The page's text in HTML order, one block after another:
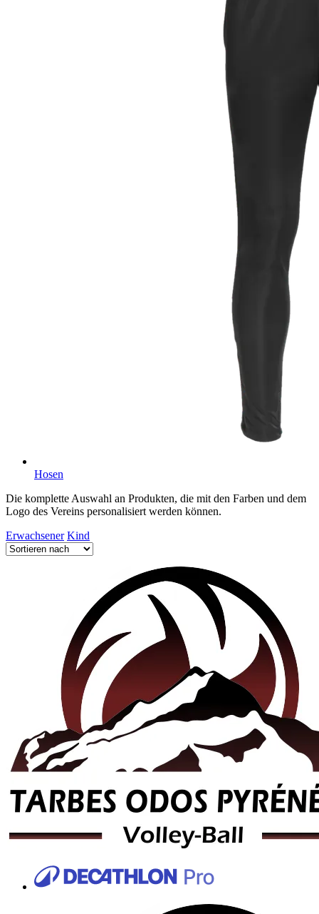
Hosen
Die komplette Auswahl an Produkten, die mit den Farben und dem
Logo des Vereins personalisiert werden können.
Erwachsener Kind